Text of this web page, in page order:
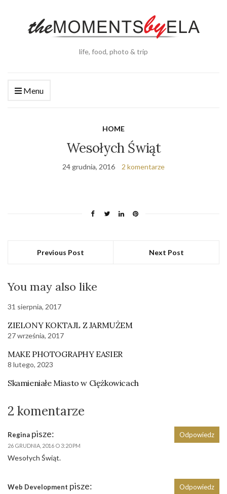
life, food, photo & trip
Menu
HOME
Wesołych Świąt
24 grudnia, 2016 2 komentarze
Previous Post Next Post
You may also like
31 sierpnia, 2017
ZIELONY KOKTAJL Z JARMUŻEM
27 września, 2017
MAKE PHOTOGRAPHY EASIER
8 lutego, 2023
Skamieniałe Miasto w Ciężkowicach
2 komentarze
Regina pisze:
26 GRUDNIA, 2016 O 3:20 PM
Wesołych Świąt.
Odpowiedz
Web Development pisze: Odpowiedz